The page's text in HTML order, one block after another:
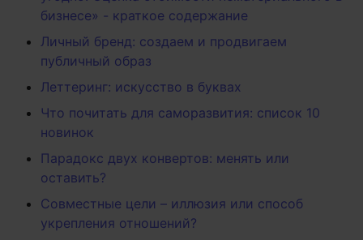
бизнесе» - краткое содержание
Личный бренд: создаем и продвигаем
публичный образ
Леттеринг: искусство в буквах
Что почитать для саморазвития: список 10
новинок
Парадокс двух конвертов: менять или
оставить?
Совместные цели – иллюзия или способ
укрепления отношений?